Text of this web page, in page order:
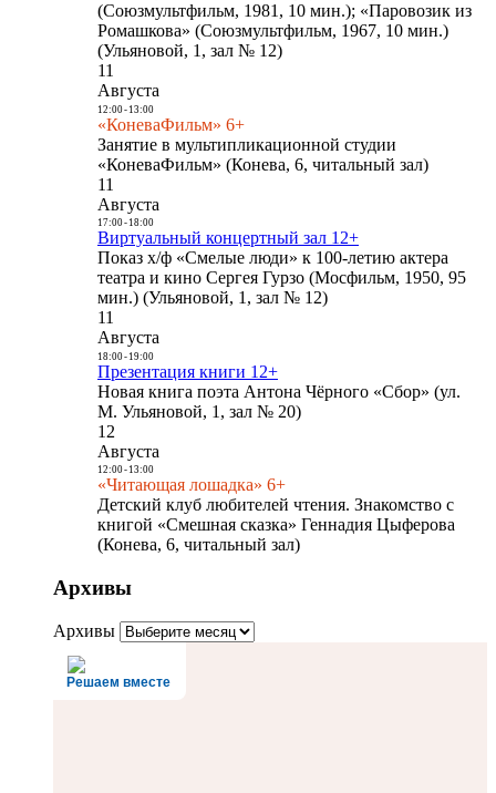
(Союзмультфильм, 1981, 10 мин.); «Паровозик из
Ромашкова» (Союзмультфильм, 1967, 10 мин.)
(Ульяновой, 1, зал № 12)
11
Августа
12:00- 13:00
«КоневаФильм» 6+
Занятие в мультипликационной студии
«КоневаФильм» (Конева, 6, читальный зал)
11
Августа
17:00- 18:00
Виртуальный концертный зал 12+
Показ х/ф «Смелые люди» к 100-летию актера
театра и кино Сергея Гурзо (Мосфильм, 1950, 95
мин.) (Ульяновой, 1, зал № 12)
11
Августа
18:00- 19:00
Презентация книги 12+
Новая книга поэта Антона Чёрного «Сбор» (ул.
М. Ульяновой, 1, зал № 20)
12
Августа
12:00- 13:00
«Читающая лошадка» 6+
Детский клуб любителей чтения. Знакомство с
книгой «Смешная сказка» Геннадия Цыферова
(Конева, 6, читальный зал)
Архивы
Архивы
Решаем вместе